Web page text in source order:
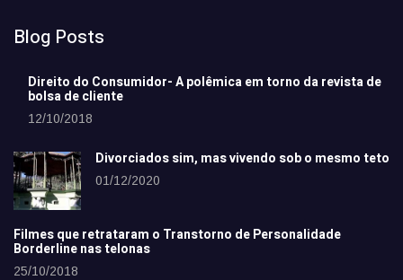
Blog Posts
Direito do Consumidor- A polêmica em torno da revista de
bolsa de cliente
12/10/2018
Divorciados sim, mas vivendo sob o mesmo teto
01/12/2020
Filmes que retrataram o Transtorno de Personalidade
Borderline nas telonas
25/10/2018